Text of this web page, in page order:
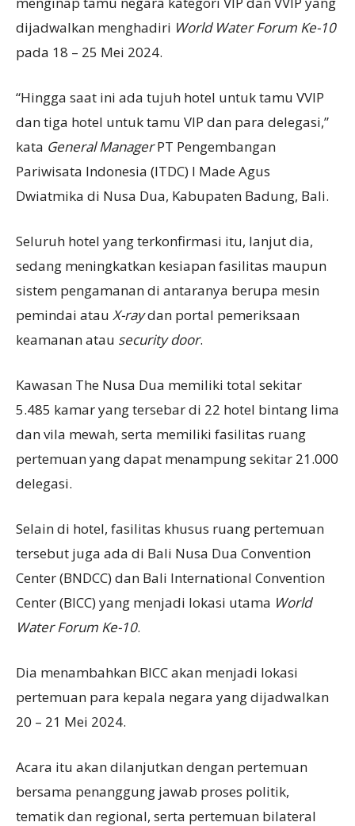
dijadwalkan menghadiri World Water Forum Ke-10
pada 18 – 25 Mei 2024.
“Hingga saat ini ada tujuh hotel untuk tamu VVIP
dan tiga hotel untuk tamu VIP dan para delegasi,”
kata General ManagerPT Pengembangan
Pariwisata Indonesia (ITDC) I Made Agus
Dwiatmika di Nusa Dua, Kabupaten Badung, Bali.
Seluruh hotel yang terkonfirmasi itu, lanjut dia,
sedang meningkatkan kesiapan fasilitas maupun
sistem pengamanan di antaranya berupa mesin
pemindai atau X-raydan portal pemeriksaan
keamanan atau security door.
Kawasan The Nusa Dua memiliki total sekitar
5.485 kamar yang tersebar di 22 hotel bintang lima
dan vila mewah, serta memiliki fasilitas ruang
pertemuan yang dapat menampung sekitar 21.000
delegasi.
Selain di hotel, fasilitas khusus ruang pertemuan
tersebut juga ada di Bali Nusa Dua Convention
Center (BNDCC) dan Bali International Convention
Center (BICC) yang menjadi lokasi utama World
Water Forum Ke-10.
Dia menambahkan BICC akan menjadi lokasi
pertemuan para kepala negara yang dijadwalkan
20 – 21 Mei 2024.
Acara itu akan dilanjutkan dengan pertemuan
bersama penanggung jawab proses politik,
tematik dan regional, serta pertemuan bilateral